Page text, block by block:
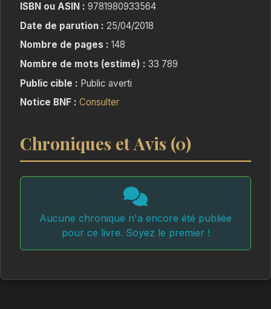
ISBN ou ASIN : 9781980933564
Date de parution : 25/04/2018
Nombre de pages : 148
Nombre de mots (estimé) : 33 789
Public cible : Public averti
Notice BNF : Consulter
Chroniques et Avis (0)
Aucune chronique n'a encore été publiée
pour ce livre. Soyez le premier !